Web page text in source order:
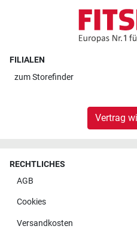
FILIALEN
zumStorefinder
Vertrag
RECHTLICHES
AGB
Cookies
Versandkosten